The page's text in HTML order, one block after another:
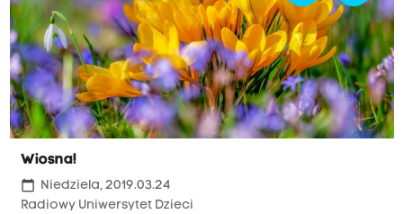
Wiosna!
calendar_today Niedziela, 2019.03.24
Radiowy Uniwersytet Dzieci